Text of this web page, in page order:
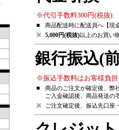
※代引手数料300円(税抜)
■
商品配送時に配送員へ【現
※ 5,000円(税抜)以上のお買い
銀行振込(
※振込手数料はお客様負担
■
商品のご注文が確定後、弊
ご入金確認後、商品発送の
※
ご注文確定後、振込先口座